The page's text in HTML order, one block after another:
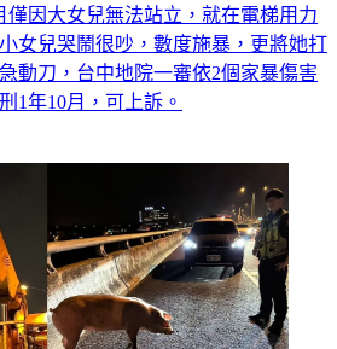
僅因大女兒無法站立，就在電梯用力
女兒哭鬧很吵，數度施暴，更將她打
動刀，台中地院一審依2個家暴傷害
1年10月，可上訴。